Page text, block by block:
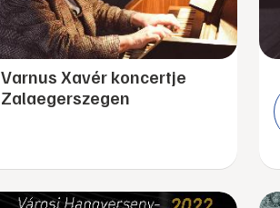
Varnus Xavér koncertje
Zalaegerszegen